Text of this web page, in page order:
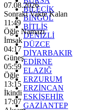
BİLECİK
BİNGÖL
BİTLİS
DENİZLİ
DÜZCE
DİYARBAKIR
EDİRNE
ELAZIĞ
ERZURUM
ERZİNCAN
ESKİŞEHİR
GAZİANTEP
07.08.2026
Sonraki Vakte Kalan
11:47
Öğle Namazı
İmsak
04:17
Güneş
05:59
Öğle
13:15
İkindi
17:07